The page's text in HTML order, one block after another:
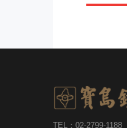
TEL：02-2799-1188